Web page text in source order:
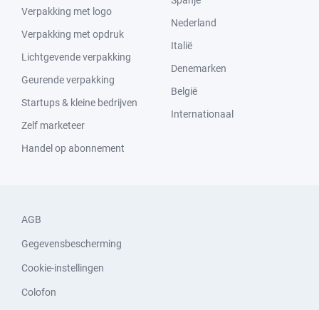
Verpakking met logo
Verpakking met opdruk
Lichtgevende verpakking
Geurende verpakking
Startups & kleine bedrijven
Zelf marketeer
Handel op abonnement
Nederland
Italië
Denemarken
België
Internationaal
AGB
Gegevensbescherming
Cookie-instellingen
Colofon